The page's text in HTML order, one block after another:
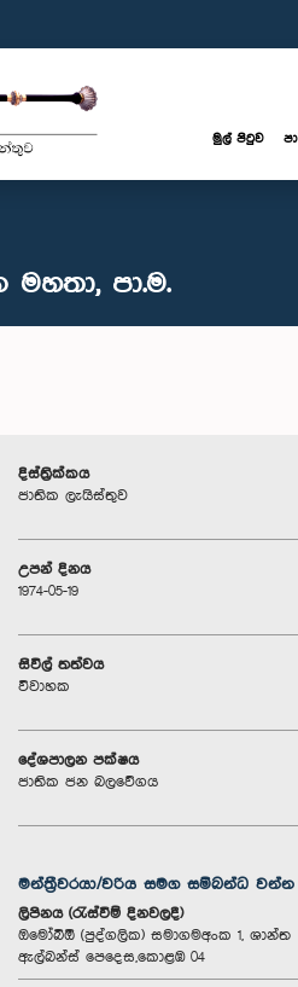
මුල් පිටුව
පා.ම.
දිස්ත්‍රික්කය
ජාතික ලැයිස්තුව
උපන් දිනය
1974-05-19
සිවිල් තත්වය
විවාහක
දේශපාලන පක්ෂය
ජාතික ජන බලවේගය
මන්ත්‍රීවරයා/වරිය සමග සම්බන්ධ වන්න
ලිපිනය (රැස්වීම් දිනවලදී)
ඔමෝබිඕ (පුද්ගලික) සමාගමඅංක 1, ශාන්ත
ඇල්බන්ස් පෙදෙස,කොළඹ 04